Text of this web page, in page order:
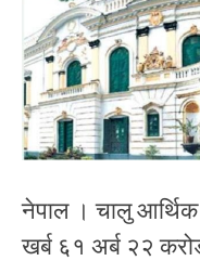
नेपाल । चालु आर्थिक
खर्ब ६१ अर्ब २२